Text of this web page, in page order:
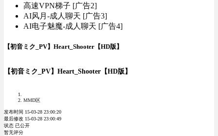
高速VPN梯子 [广告2]
AI风月-成人聊天 [广告3]
AI电子魅魔-成人聊天 [广告4]
【初音ミク_PV】Heart_Shooter【HD版】
【初音ミク_PV】Heart_Shooter【HD版】
MMD区
发布时间 15-03-28 23:00:20
最后修改 15-03-28 23:00:49
状态 已公开
暂无评分